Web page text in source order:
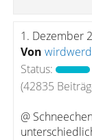
1. Dezember
Von
Status:
(42835
@